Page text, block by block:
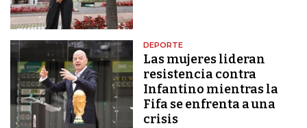
DEPORTE
Las mujeres lideran
resistencia contra
Infantino mientras la
Fifa se enfrenta a una
crisis